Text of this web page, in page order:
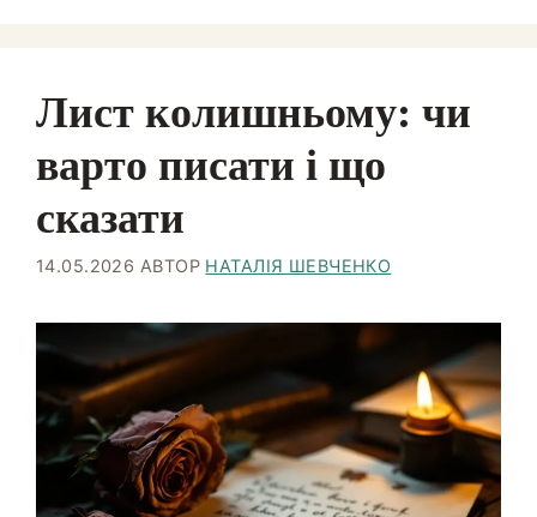
Лист колишньому: чи
варто писати і що
сказати
14.05.2026 АВТОР НАТАЛІЯ ШЕВЧЕНКО